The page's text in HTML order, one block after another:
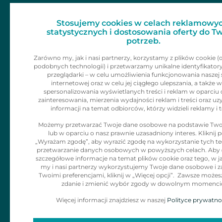
Stosujemy cookies w celach
statystycznych i dostosowania oferty do
potrzeb.
Zarówno my, jak i nasi partnerzy, korzystamy z plików cookie
podobnych technologii) i przetwarzamy unikalne
przeglądarki – w celu umożliwienia funkcjonowania naszej
internetowej oraz w celu jej ciągłego ulepszania, a także
spersonalizowania wyświetlanych treści i reklam w oparciu
zainteresowania, mierzenia wydajności reklam i treści oraz
informacji na temat odbiorców, którzy widzieli reklamy i
Możemy przetwarzać Twoje dane osobowe na podstawie
lub w oparciu o nasz prawnie uzasadniony interes. Kliknij
„Wyrażam zgodę”, aby wyrazić zgodę na wykorzystanie tych
przetwarzanie danych osobowych w powyższych celach.
szczegółowe informacje na temat plików cookie oraz tego, w
my i nasi partnerzy wykorzystujemy Twoje dane osobowe i
Twoimi preferencjami, kliknij w „Więcej opcji”. Zawsze
zdanie i zmienić wybór zgody w dowolnym
Więcej informacji znajdziesz w naszej Polityce
Kariera
Kontakt
Informacje dla
klienta
Polityka Cookies
Klauzula
Informacyjna dla
adresatów
korespodencji
Zgłaszanie
naruszeń